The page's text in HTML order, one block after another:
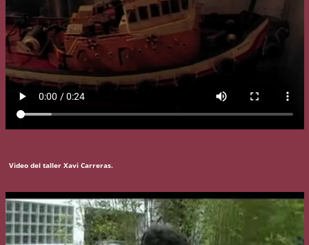
Video del taller Xavi Carreras.